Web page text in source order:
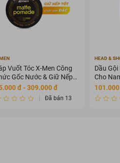
Vuốt Tóc X-Men Công
Gốc Nước & Giữ Nếp
70g đ - 309.000 đ
Đã bán 13
HEAD &
Dầu
Cho
650ml